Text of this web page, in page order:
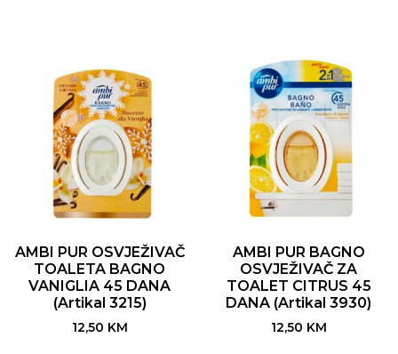
AMBI PUR OSVJEŽIVAČ
TOALETA BAGNO
VANIGLIA 45 DANA
(Artikal 3215)
12,50 KM
AMBI PUR BAGNO
OSVJEŽIVAČ ZA
TOALET CITRUS 45
DANA (Artikal 3930)
12,50 KM